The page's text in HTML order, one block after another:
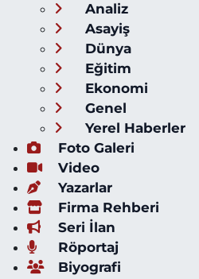
Analiz
Asayiş
Dünya
Eğitim
Ekonomi
Genel
Yerel Haberler
Foto Galeri
Video
Yazarlar
Firma Rehberi
Seri İlan
Röportaj
Biyografi